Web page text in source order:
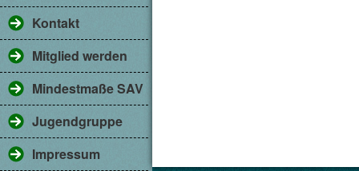
Kontakt
Mitglied werden
Mindestmaße SAV
Jugendgruppe
Impressum